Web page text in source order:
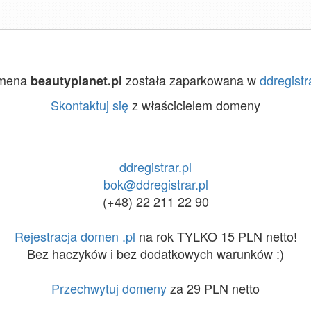
beautyplanet.pl została zaparkowana w
Skontaktuj sięz właścicielem domeny
ddregistrar.pl
bok@ddregistrar.pl
(+48) 22 211 22 90
Rejestracja domen .pl na rok TYLKO 15 PLN netto!
Bez haczyków i bez dodatkowych warunków :)
Przechwytuj domenyza 29 PLN netto